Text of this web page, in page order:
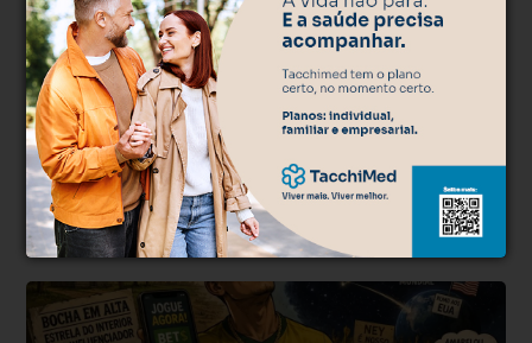
Opinião Há 3 semanas
Six Seven, Farmar Aura, Brain Rot. O que
uma coisa tem a ver com a outra? E o que
tem a ver com a nossa vida?
Orides Rodrigues da Silva fala sobre os movimentos que só as
gerações Z e Alfa entendem.